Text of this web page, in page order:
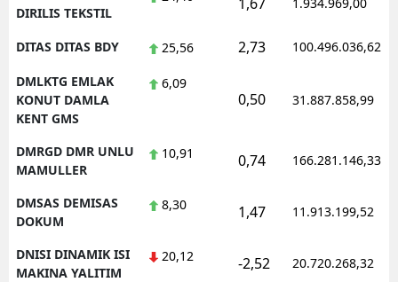
DIRILIS TEKSTIL
DITAS DITAS BDY 25,56 2,73 100.496.036,62
DMLKTG EMLAK
KONUT DAMLA
KENT GMS
6,09
0,50 31.887.858,99
DMRGD DMR UNLU
MAMULLER
10,91 0,74 166.281.146,33
DMSAS DEMISAS
DOKUM
8,30 1,47 11.913.199,52
DNISI DINAMIK ISI
MAKINA YALITIM
20,12 -2,52 20.720.268,32